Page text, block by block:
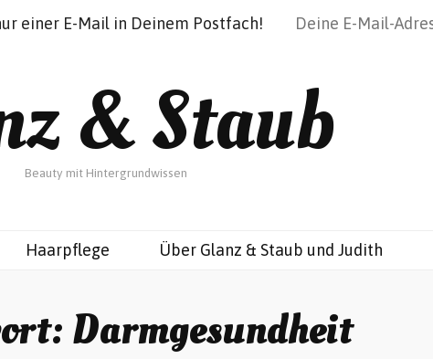
& Staub
Beauty mit Hintergrundwissen
Haarpflege Über Glanz & Staub und Judith
Darmgesundheit
einer E-Mail in Deinem Postfach!